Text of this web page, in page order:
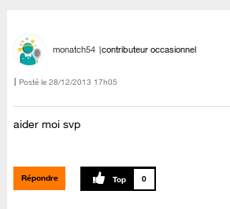
monatch54 contributeur occasionnel
Posté le ‎28/12/2013 17h05
aider moi svp
Répondre 0